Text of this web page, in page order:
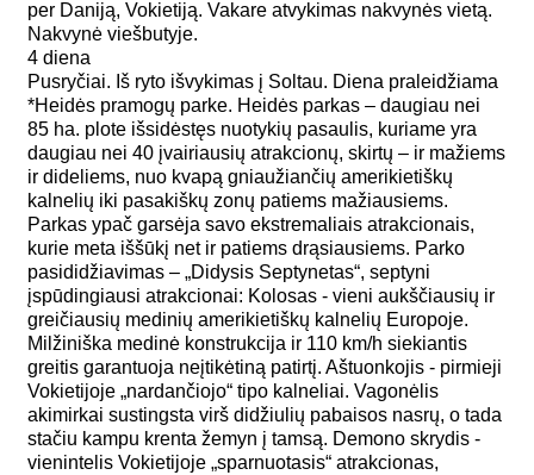
per Daniją, Vokietiją. Vakare atvykimas nakvynės vietą.
Nakvynė viešbutyje.
4 diena
Pusryčiai. Iš ryto išvykimas į Soltau. Diena praleidžiama
*Heidės pramogų parke. Heidės parkas – daugiau nei
85 ha. plote išsidėstęs nuotykių pasaulis, kuriame yra
daugiau nei 40 įvairiausių atrakcionų, skirtų – ir mažiems
ir dideliems, nuo kvapą gniaužiančių amerikietiškų
kalnelių iki pasakiškų zonų patiems mažiausiems.
Parkas ypač garsėja savo ekstremaliais atrakcionais,
kurie meta iššūkį net ir patiems drąsiausiems. Parko
pasididžiavimas – „Didysis Septynetas“, septyni
įspūdingiausi atrakcionai: Kolosas - vieni aukščiausių ir
greičiausių medinių amerikietiškų kalnelių Europoje.
Milžiniška medinė konstrukcija ir 110 km/h siekiantis
greitis garantuoja neįtikėtiną patirtį. Aštuonkojis - pirmieji
Vokietijoje „nardančiojo“ tipo kalneliai. Vagonėlis
akimirkai sustingsta virš didžiulių pabaisos nasrų, o tada
stačiu kampu krenta žemyn į tamsą. Demono skrydis -
vienintelis Vokietijoje „sparnuotasis“ atrakcionas,